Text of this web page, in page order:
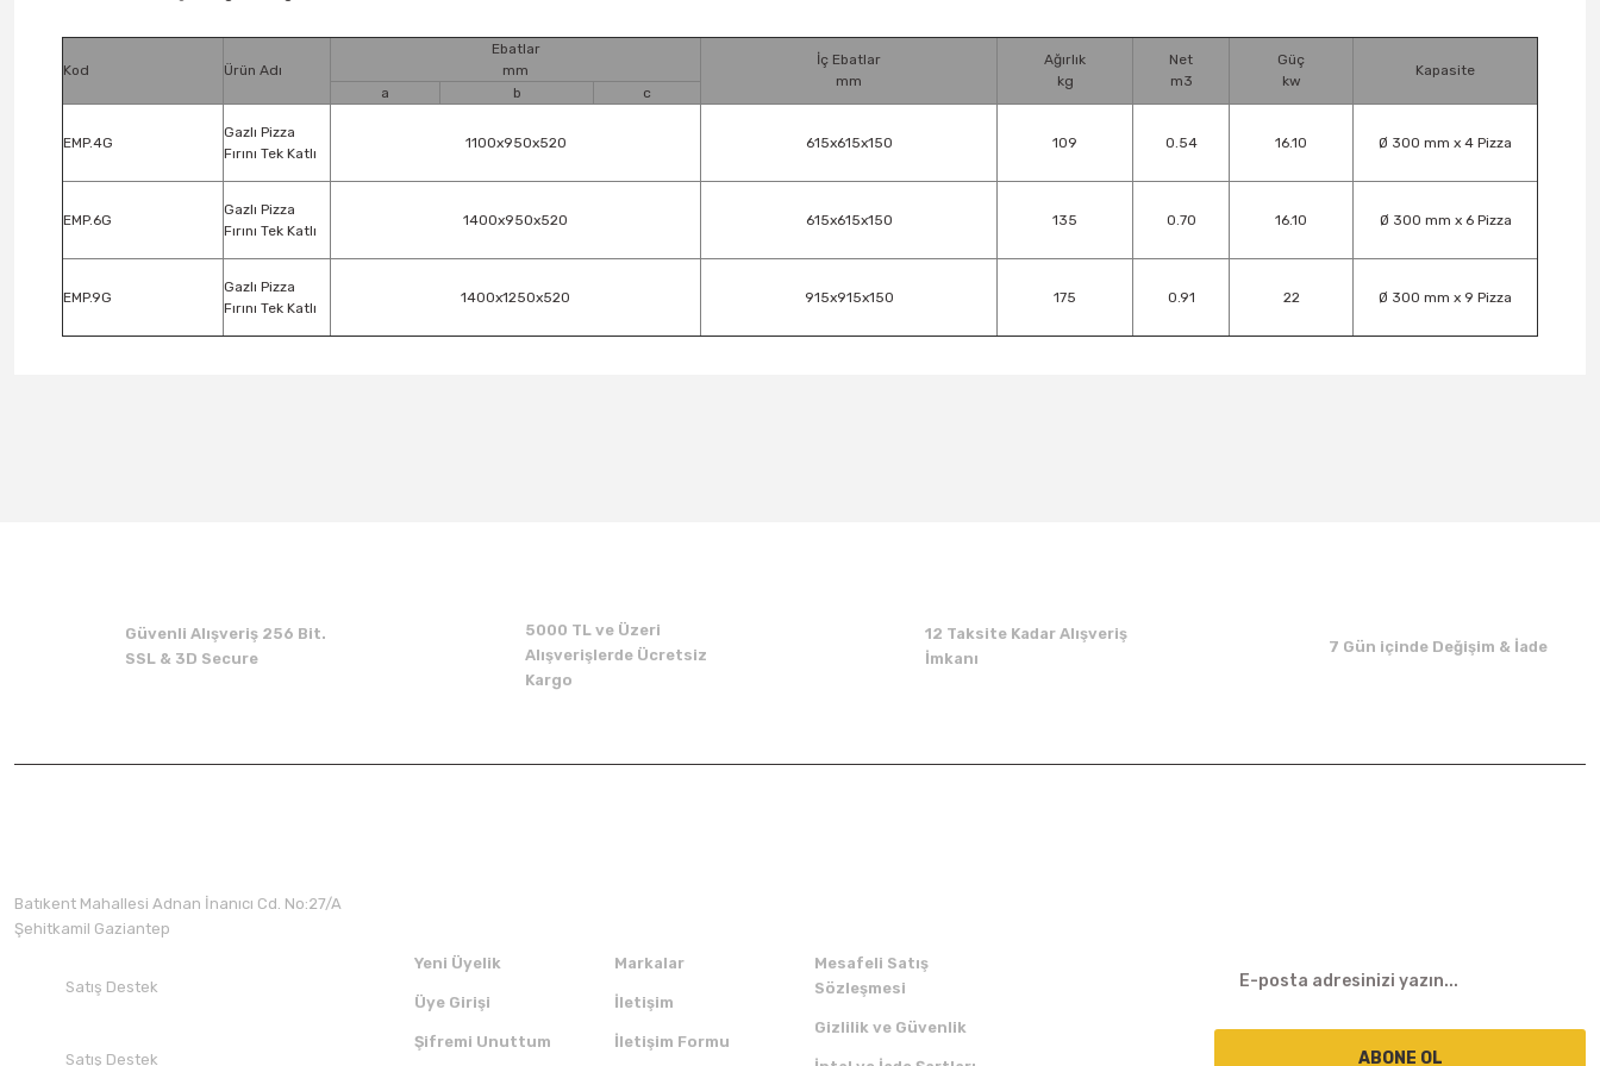
Kod Ürün Adı
Ebatlar
mm
İç Ebatlar
mm
Ağırlık
kg
Net
m3
Güç
kw
Kapasite
a
b c
EMP.4G
Gazlı Pizza
Fırını Tek Katlı
1100x950x520 615x615x150 109 0.54 16.10 Ø 300 mm x 4 Pizza
EMP.6G
Gazlı Pizza
Fırını Tek Katlı
1400x950x520 615x615x150 135 0.70 16.10 Ø 300 mm x 6 Pizza
EMP.9G
Gazlı Pizza
Fırını Tek Katlı
1400x1250x520 915x915x150 175 0.91 22 Ø 300 mm x 9 Pizza
Güvenli Alışveriş 256 Bit.
SSL & 3D Secure
5000 TL ve Üzeri
Alışverişlerde Ücretsiz
Kargo
12 Taksite Kadar Alışveriş
İmkanı
7 Gün içinde Değişim & İade
Batıkent Mahallesi Adnan İnanıcı Cd. No:27/A
Şehitkamil Gaziantep
Satış Destek
Satış Destek
Yeni Üyelik
Üye Girişi
Şifremi Unuttum
Markalar
İletişim
İletişim Formu
Mesafeli Satış
Sözleşmesi
Gizlilik ve Güvenlik
ABONE OL